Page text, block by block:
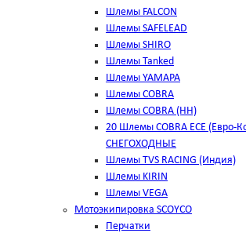
Шлемы FALCON
Шлемы SAFELEAD
Шлемы SHIRO
Шлемы Tanked
Шлемы YAMAPA
Шлемы COBRA
Шлемы COBRA (HH)
20 Шлемы COBRA ECE (Евро-
СНЕГОХОДНЫЕ
Шлемы TVS RACING (Индия)
Шлемы KIRIN
Шлемы VEGA
Мотоэкипировка SCOYCO
Перчатки